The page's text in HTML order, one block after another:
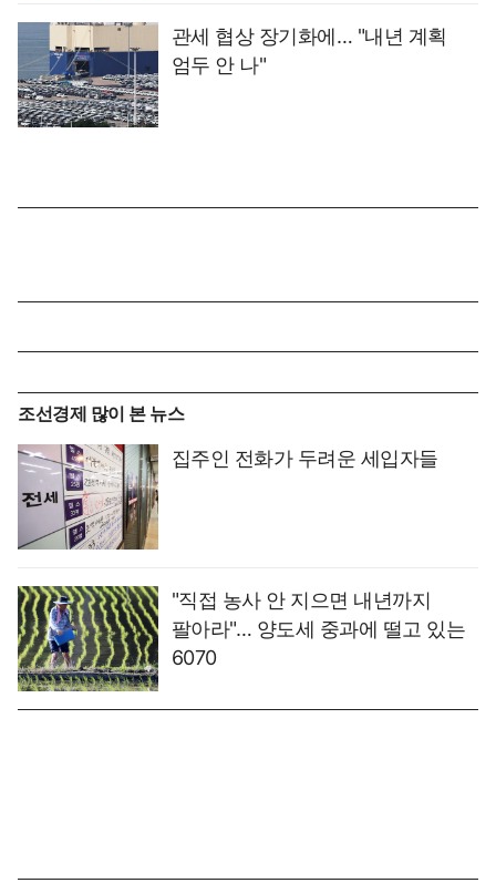
관세 협상 장기화에… "내년 계획
엄두 안 나"
조선경제 많이 본 뉴스
집주인 전화가 두려운 세입자들
"직접 농사 안 지으면 내년까지
팔아라"… 양도세 중과에 떨고 있는
6070